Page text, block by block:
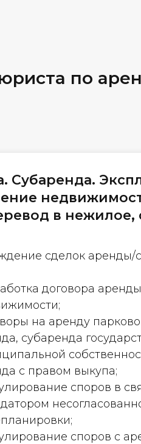
по
Субаренда.
в нежилое,
сделок аренды/
договора
на аренду
субаренда
с правом выкупа;
споров в
споров с